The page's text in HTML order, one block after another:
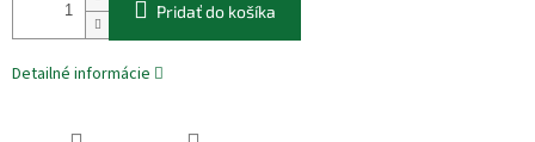
Pridať do košíka
Detailné informácie